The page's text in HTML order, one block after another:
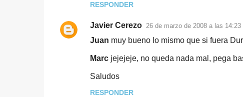
s
RESPONDER
Javier Cerezo 26 de marzo de 2008 a las 14:23
Juan muy bueno lo mismo que si fuera
Marcjejejeje, no queda nada mal, pega
Saludos
RESPONDER